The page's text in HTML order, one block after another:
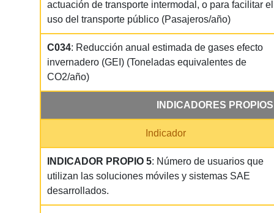
actuación de transporte intermodal, o para facilitar el
uso del transporte público (Pasajeros/año)
C034: Reducción anual estimada de gases efecto
invernadero (GEI) (Toneladas equivalentes de
CO2/año)
INDICADORES
Indicador
INDICADOR PROPIO 5: Número de usuarios que
utilizan las soluciones móviles y sistemas SAE
desarrollados.